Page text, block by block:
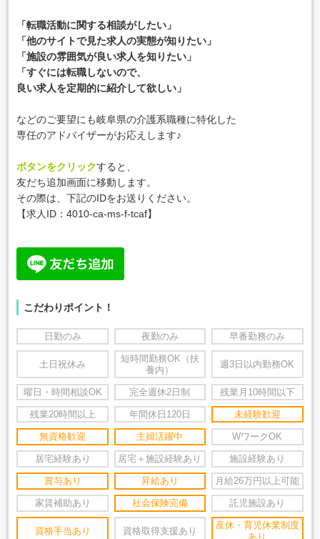
「転職活動に関する相談がしたい」
「他のサイトで見た求人の実態が知りたい」
「施設の雰囲気が良い求人を知りたい」
「すぐには転職しないので、
良い求人を定期的に紹介して欲しい」
などのご要望にも岐阜県の介護系職種に特化した
専任のアドバイザーがお応えします♪
ボタンをクリックすると、
友だち追加画面に移動します。
その際は、下記のIDをお送りください。
【求人ID：4010-ca-ms-f-tcaf】
こだわりポイント！
日勤のみ 夜勤のみ 早番勤務のみ
土日祝休み
短時間勤務OK（扶
養内）
週3日以内勤務OK
曜日・時間相談OK 完全週休2日制 残業月10時間以下
残業20時間以上 年間休日120日 未経験歓迎
無資格歓迎 主婦活躍中 WワークOK
居宅経験あり 居宅＋施設経験あり 施設経験あり
賞与あり 昇給あり 月給26万円以上可能
家賃補助あり 社会保険完備 託児施設あり
資格手当あり 資格取得支援あり
産休・育児休業制度
あり